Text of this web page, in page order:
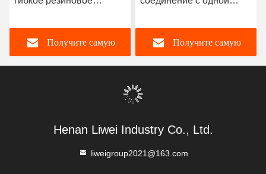
совместимое с
воздушными средами,
предлагающее
Получите самую
коррозии, гибкий
элемент, подходящий
для динамических
перемещений
Получите самую
Henan Liwei Industry Co., Ltd.
liweigroup2021@163.com